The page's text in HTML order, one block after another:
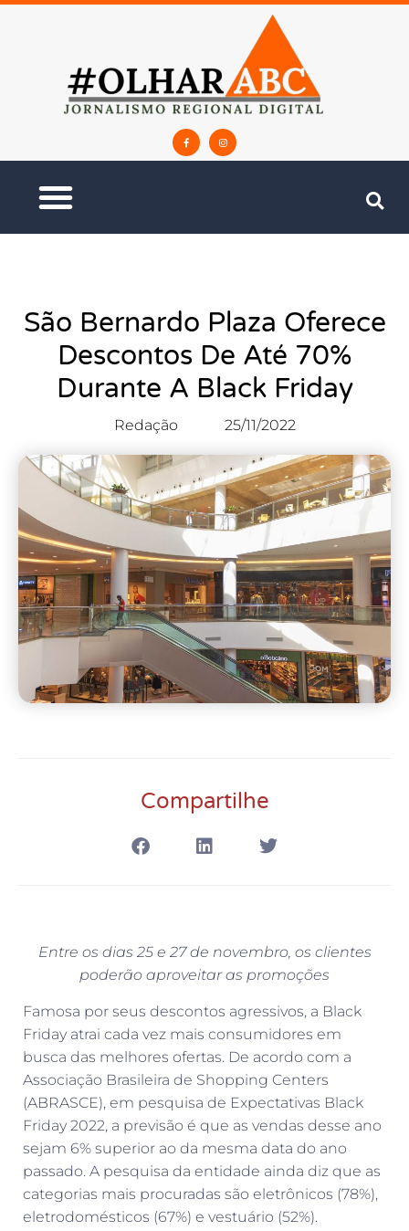
São Bernardo Plaza Oferece
Descontos De Até 70%
Durante A Black Friday
Redação 25/11/2022
Compartilhe
Entre os dias 25 e 27 de novembro, os clientes
poderão aproveitar as promoções
Famosa por seus descontos agressivos, a Black
Friday atrai cada vez mais consumidores em
busca das melhores ofertas. De acordo com a
Associação Brasileira de Shopping Centers
(ABRASCE), em pesquisa de Expectativas Black
Friday 2022, a previsão é que as vendas desse ano
sejam 6% superior ao da mesma data do ano
passado. A pesquisa da entidade ainda diz que as
categorias mais procuradas são eletrônicos (78%),
eletrodomésticos (67%) e vestuário (52%).